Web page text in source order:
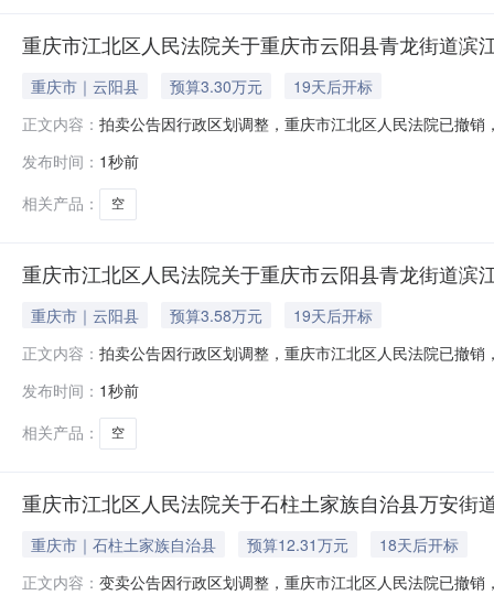
重庆市江北区人民法院关于重庆市云阳县青龙街道
重庆市｜云阳县 预算3.30万元
19天后开标
正文内容： 拍卖公告因行政区划调整，重庆市江北区人民法院已撤
user_id=9123372036854775060）进行公开拍卖，现
发布时间： 1秒前
相关产品：
空
重庆市江北区人民法院关于重庆市云阳县青龙街道
重庆市｜云阳县 预算3.58万元
19天后开标
正文内容： 拍卖公告因行政区划调整，重庆市江北区人民法院已撤
user_id=9123372036854775060）进行公开拍卖，现
发布时间： 1秒前
相关产品：
空
重庆市江北区人民法院关于石柱土家族自治县万安
重庆市｜石柱土家族自治县 预算12.31万元
18天后开标
正文内容： 变卖公告因行政区划调整，重庆市江北区人民法院已撤